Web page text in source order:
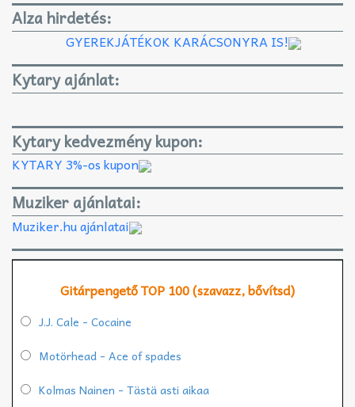
Alza hirdetés:
GYEREKJÁTÉKOK KARÁCSONYRA IS!
Kytary ajánlat:
Kytary kedvezmény kupon:
KYTARY 3%-os kupon
Muziker ajánlatai:
Muziker.hu ajánlatai
Gitárpengető TOP 100 (szavazz, bővítsd)
J.J. Cale - Cocaine
Motörhead - Ace of spades
Kolmas Nainen - Tästä asti aikaa